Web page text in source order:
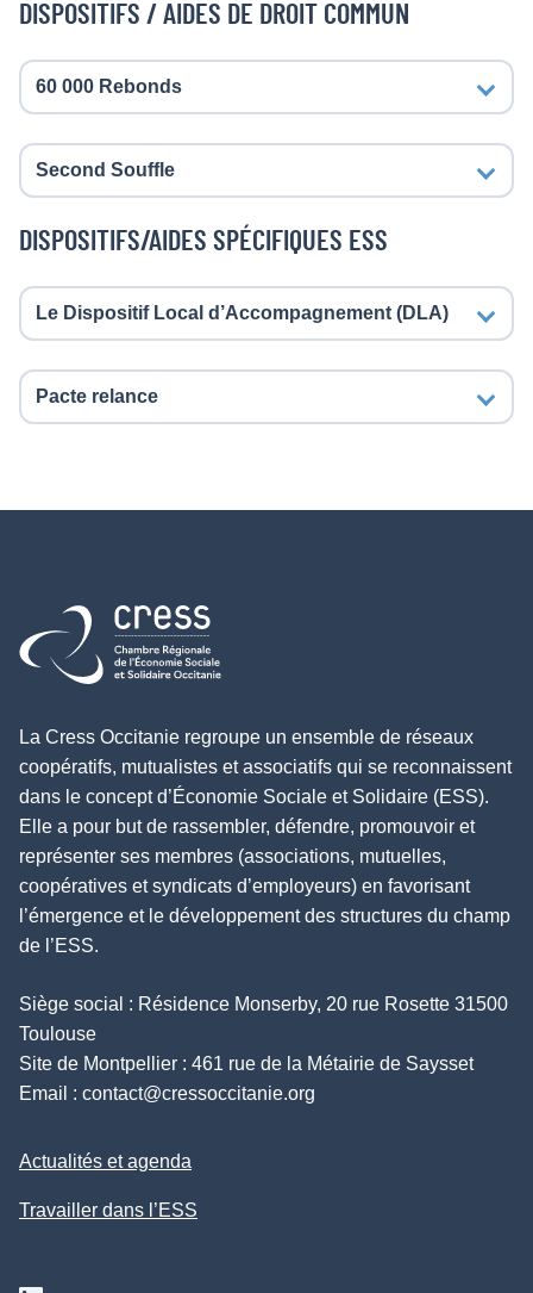
DISPOSITIFS / AIDES DE DROIT COMMUN
60 000 Rebonds
Second Souffle
DISPOSITIFS/AIDES SPÉCIFIQUES ESS
Le Dispositif Local d’Accompagnement (DLA)
Pacte relance
Retour à l'accueil
La Cress Occitanie regroupe un ensemble de réseaux
coopératifs, mutualistes et associatifs qui se reconnaissent
dans le concept d’Économie Sociale et Solidaire (ESS).
Elle a pour but de rassembler, défendre, promouvoir et
représenter ses membres (associations, mutuelles,
coopératives et syndicats d’employeurs) en favorisant
l’émergence et le développement des structures du champ
de l’ESS.
Siège social : Résidence Monserby, 20 rue Rosette 31500
Toulouse
Site de Montpellier : 461 rue de la Métairie de Saysset
Email : contact@cressoccitanie.org
Actualités et agenda
Travailler dans l’ESS